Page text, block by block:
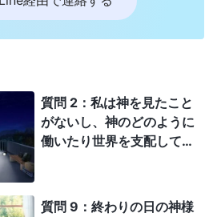
質問 2：私は神を見たこと
がないし、神のどのように
働いたり世界を支配してい
れるのは難しい。私の長年
質問 9：終わりの日の神様